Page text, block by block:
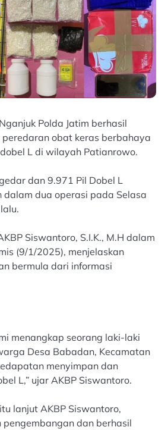
Polda Jatim berhasil
peredaran obat keras berbahaya
L di wilayah Patianrowo.
dan 9.971 Pil Dobel L
dalam dua operasi pada Selasa
Siswantoro, S.I.K., M.H dalam
(9/1/2025), menjelaskan
bermula dari informasi
menangkap seorang laki-laki
Desa Babadan, Kecamatan
menyimpan dan
L,” ujar AKBP Siswantoro.
lanjut AKBP Siswantoro,
pengembangan dan berhasil